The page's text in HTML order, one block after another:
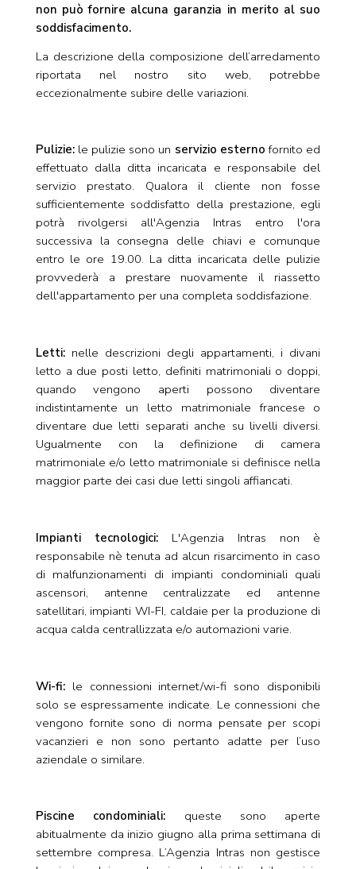
non può fornire alcuna garanzia in merito al suo
soddisfacimento.
La descrizione della composizione dell’arredamento
riportata nel nostro sito web, potrebbe
eccezionalmente subire delle variazioni.
Pulizie:le pulizie sono un servizio esterno fornito ed
effettuato dalla ditta incaricata e responsabile del
servizio prestato. Qualora il cliente non fosse
sufficientemente soddisfatto della prestazione, egli
potrà rivolgersi all'Agenzia Intras entro l'ora
successiva la consegna delle chiavi e comunque
entro le ore 19.00. La ditta incaricata delle pulizie
provvederà a prestare nuovamente il riassetto
dell'appartamento per una completa soddisfazione.
Letti: nelle descrizioni degli appartamenti, i divani
letto a due posti letto, definiti matrimoniali o doppi,
quando vengono aperti possono diventare
indistintamente un letto matrimoniale francese o
diventare due letti separati anche su livelli diversi.
Ugualmente con la definizione di camera
matrimoniale e/o letto matrimoniale si definisce nella
maggior parte dei casi due letti singoli affiancati.
Impianti tecnologici:L'Agenzia Intras non è
responsabile nè tenuta ad alcun risarcimento in caso
di malfunzionamenti di impianti condominiali quali
ascensori, antenne centralizzate ed antenne
satellitari, impianti WI-FI, caldaie per la produzione di
acqua calda centrallizzata e/o automazioni varie.
Wi-fi:le connessioni internet/wi-fi sono disponibili
solo se espressamente indicate. Le connessioni che
vengono fornite sono di norma pensate per scopi
vacanzieri e non sono pertanto adatte per l’uso
aziendale o similare.
Piscine condominiali: queste sono aperte
abitualmente da inizio giugno alla prima settimana di
settembre compresa. L’Agenzia Intras non gestisce